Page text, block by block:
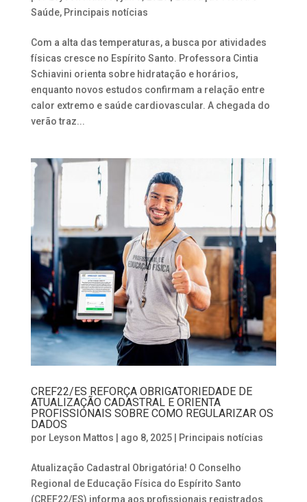
Saúde, Principais notícias
Com a alta das temperaturas, a busca por atividades
físicas cresce no Espírito Santo. Professora Cintia
Schiavini orienta sobre hidratação e horários,
enquanto novos estudos confirmam a relação entre
calor extremo e saúde cardiovascular. A chegada do
verão traz...
CREF22/ES REFORÇA OBRIGATORIEDADE DE
ATUALIZAÇÃO CADASTRAL E ORIENTA
PROFISSIONAIS SOBRE COMO REGULARIZAR OS
DADOS
por Leyson Mattos ago 8, 2025| Principais notícias
Atualização Cadastral Obrigatória! O Conselho
Regional de Educação Física do Espírito Santo
(CREF22/ES) informa aos profissionais registrados